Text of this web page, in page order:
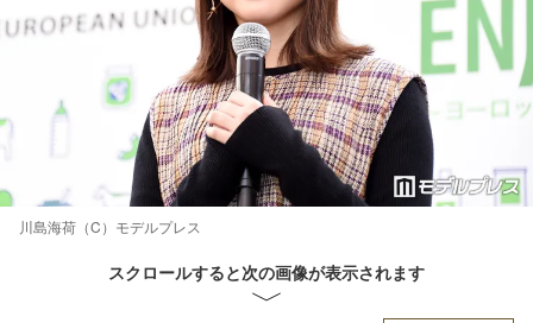
川島海荷（C）モデルプレス
スクロールすると次の画像が表示されます